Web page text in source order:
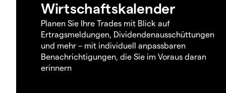
Wirtschaftskalender
Planen Sie Ihre Trades mit Blick auf
Ertragsmeldungen, Dividendenausschüttungen
und mehr – mit individuell anpassbaren
Benachrichtigungen, die Sie im Voraus daran
erinnern